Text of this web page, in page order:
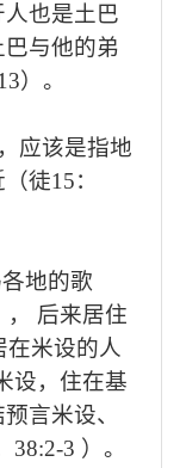
也是土巴
与他的弟
）。
应该是指地
（徒15：
地的歌
， 后来居住
在米设的人
设，住在基
言米设、
38:2-3 ）。